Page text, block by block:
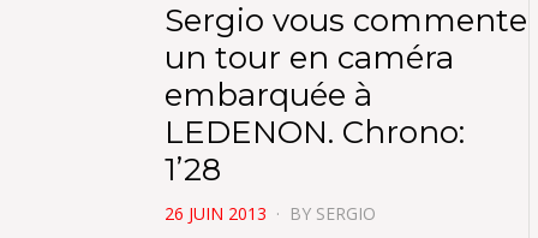
Sergio vous commente
un tour en caméra
embarquée à
LEDENON. Chrono:
1’28
POSTED
26 JUIN 2013 BY SERGIO